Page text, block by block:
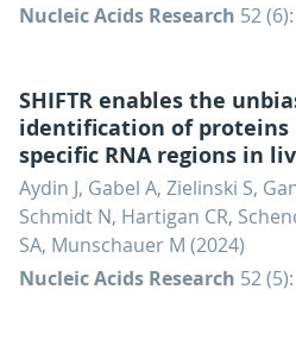
Nucleic Acids Research 52
SHIFTR enables the
identification of proteins
specific RNA regions in
Aydin J, Gabel A, Zielinski S,
Schmidt N, Hartigan CR,
SA, Munschauer M (2024)
Nucleic Acids Research 52